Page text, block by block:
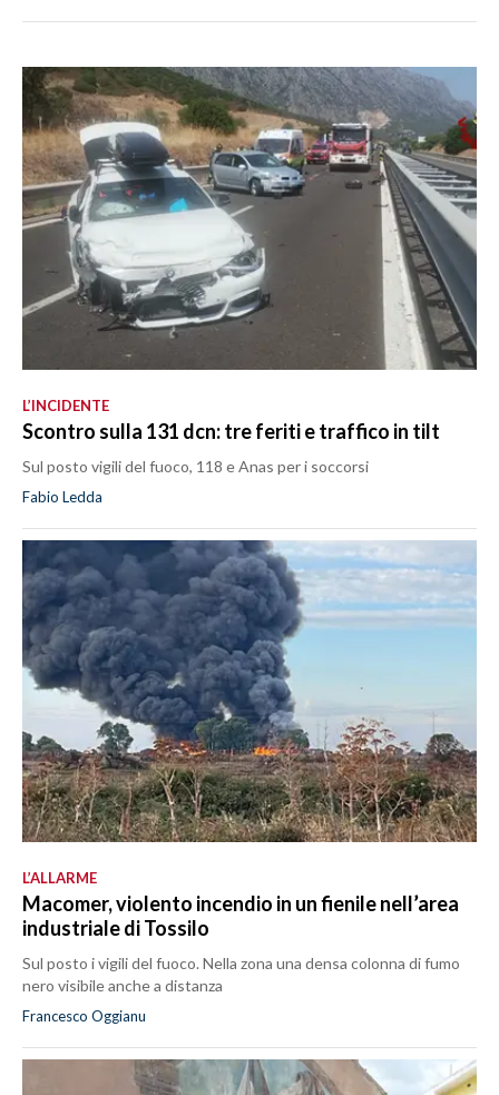
L’INCIDENTE
Scontro sulla 131 dcn: tre feriti e traffico in tilt
Sul posto vigili del fuoco, 118 e Anas per i soccorsi
Fabio Ledda
L’ALLARME
Macomer, violento incendio in un fienile nell’area
industriale di Tossilo
Sul posto i vigili del fuoco. Nella zona una densa colonna di fumo
nero visibile anche a distanza
Francesco Oggianu